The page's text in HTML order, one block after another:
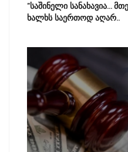
"საშინელი სანახავია...
ხალხს საერთოდ აღარ..